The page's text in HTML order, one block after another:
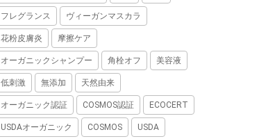
フレグランス ヴィーガンマスカラ
花粉皮膚炎 摩擦ケア
オーガニックシャンプー 角栓オフ 美容液
低刺激 無添加 天然由来
オーガニック認証 COSMOS認証 ECOCERT
USDAオーガニック COSMOS USDA